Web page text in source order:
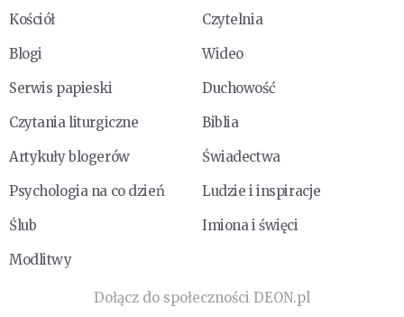
Kościół
Czytelnia
Blogi
Wideo
Serwis papieski
Duchowość
Czytania liturgiczne
Biblia
Artykuły blogerów
Świadectwa
Psychologia na co dzień
Ludzie i inspiracje
Ślub
Imiona i święci
Modlitwy
Dołącz do społeczności DEON.pl